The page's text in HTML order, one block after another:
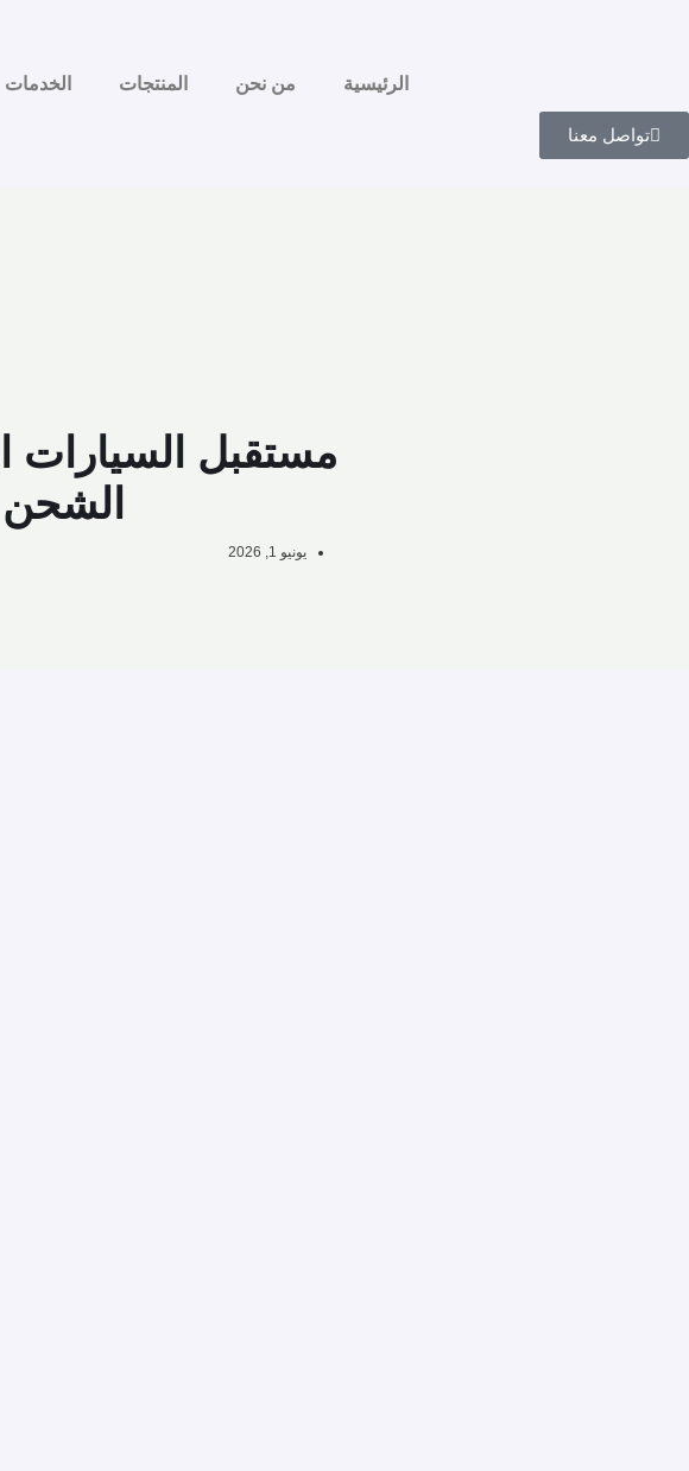
الرئيسية من نحن المنتجات الخدمات
تواصل معنا
مستقبل السيارات
الشحن
يونيو 1, 2026